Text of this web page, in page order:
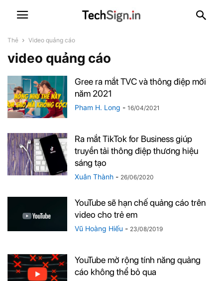
Thẻ Video quảng cáo
video quảng cáo
Gree ra mắt TVC và thông điệp mới
năm 2021
Pham H. Long - 16/04/2021
Ra mắt TikTok for Business giúp
truyền tải thông điệp thương hiệu
sáng tạo
Xuân Thành - 26/06/2020
YouTube sẽ hạn chế quảng cáo trên
video cho trẻ em
Vũ Hoàng Hiếu - 23/08/2019
YouTube mở rộng tính năng quảng
cáo không thể bỏ qua